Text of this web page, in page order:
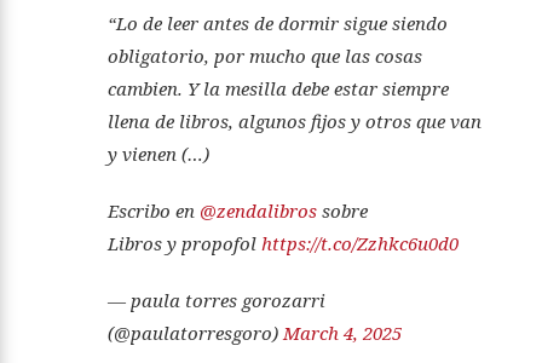
“Lo de leer antes de dormir sigue siendo
obligatorio, por mucho que las cosas
cambien. Y la mesilla debe estar siempre
llena de libros, algunos fijos y otros que van
y vienen (…)
Escribo en @zendalibros sobre
Libros y propofol https://t.co/Zzhkc6u0d0
— paula torres gorozarri
(@paulatorresgoro)March 4, 2025